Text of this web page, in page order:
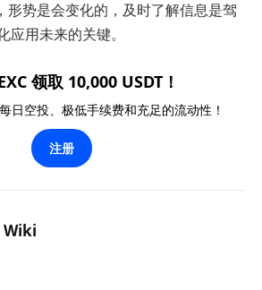
形势是会变化的，及时了解信息是驾
用未来的关键。
领取 10,000 USDT！
日空投、极低手续费和充足的流动性！
注册
Wiki